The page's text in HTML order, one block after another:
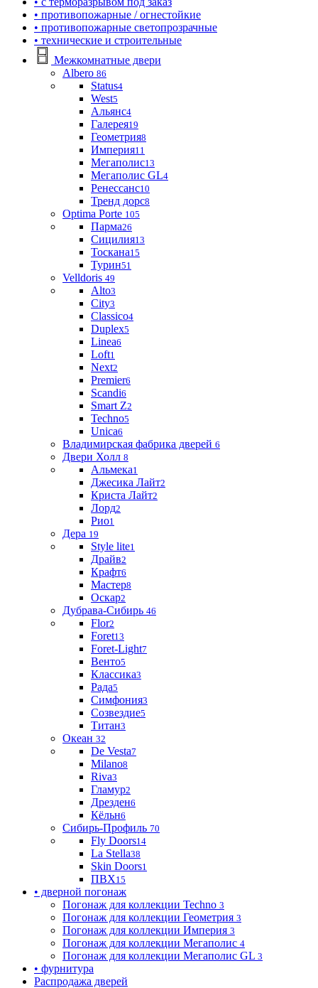
• противопожарные / огнестойкие
• противопожарные светопрозрачные
• технические и строительные
Межкомнатные двери
Albero 86
Status4
West5
Альянс4
Галерея19
Геометрия8
Империя11
Мегаполис13
Мегаполис GL4
Ренессанс10
Тренд дорс8
Optima Porte 105
Парма26
Сицилия13
Тоскана15
Турин51
Velldoris 49
Alto3
City3
Classico4
Duplex5
Linea6
Loft1
Next2
Premier6
Scandi6
Smart Z2
Techno5
Unica6
Владимирская фабрика дверей 6
Двери Холл 8
Альмека1
Джесика Лайт2
Криста Лайт2
Лорд2
Рио1
Дера 19
Style lite1
Драйв2
Крафт6
Мастер8
Оскар2
Дубрава-Сибирь 46
Flor2
Foret13
Foret-Light7
Венто5
Классика3
Рада5
Симфония3
Созвездие5
Титан3
Океан 32
De Vesta7
Milano8
Riva3
Гламур2
Дрезден6
Кёльн6
Сибирь-Профиль 70
Fly Doors14
La Stella38
Skin Doors1
ПВХ15
• дверной погонаж
Погонаж для коллекции Techno 3
Погонаж для коллекции Геометрия 3
Погонаж для коллекции Империя 3
Погонаж для коллекции Мегаполис 4
Погонаж для коллекции Мегаполис GL 3
• фурнитура
Распродажа дверей